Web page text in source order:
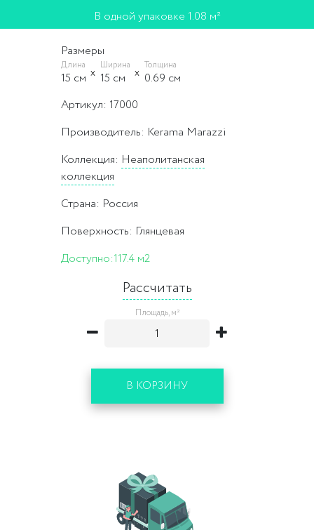
В одной упаковке 1.08 м²
Размеры
Длина
15 cм
Ширина
15 cм
Толщина
0.69 cм
Артикул: 17000
Производитель: Kerama Marazzi
Коллекция: Неаполитанская
коллекция
Страна: Россия
Поверхность: Глянцевая
Доступно:117.4 м2
Рассчитать
Площадь, м²
В КОРЗИНУ